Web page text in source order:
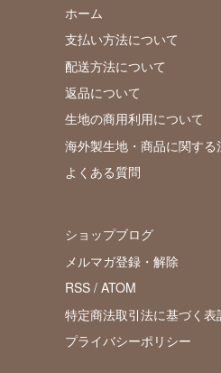
ホーム
支払い方法について
配送方法について
返品について
生地の商用利用について
海外製生地・商品に関する
よくある質問
ショップブログ
メルマガ登録・解除
RSS / ATOM
特定商法取引法に基づく表
プライバシーポリシー